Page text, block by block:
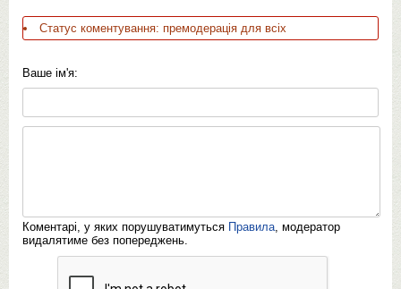
Статус коментування: премодерація для всіх
Ваше ім'я:
Коментарі, у яких порушуватимуться Правила , модератор
видалятиме без попереджень.